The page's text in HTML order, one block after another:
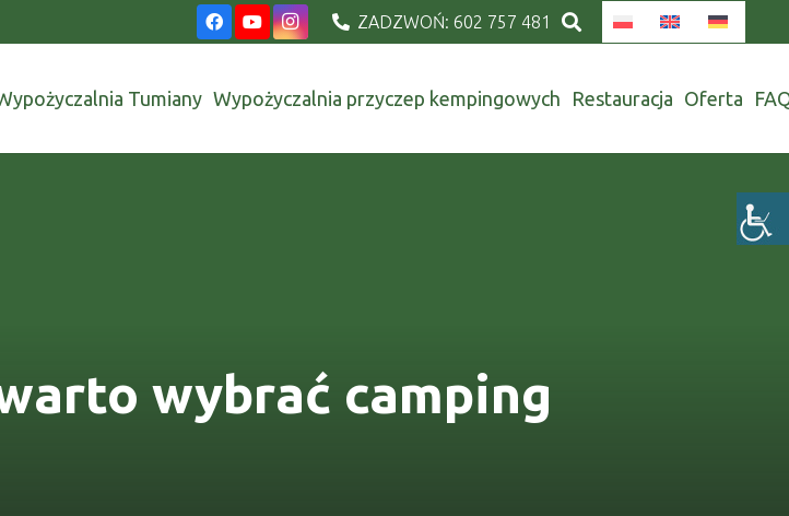
ZADZWOŃ: 602 757 481
Tumiany Wypożyczalnia przyczep kempingowych Restauracja Oferta
wybrać camping